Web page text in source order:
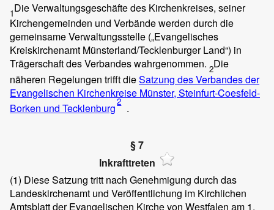
1Die Verwaltungsgeschäfte des Kirchenkreises, seiner
Kirchengemeinden und Verbände werden durch die
gemeinsame Verwaltungsstelle („Evangelisches
Kreiskirchenamt Münsterland/Tecklenburger Land“) in
Trägerschaft des Verbandes wahrgenommen. 2Die
näheren Regelungen trifft dieSatzung des Verbandes der
Evangelischen Kirchenkreise Münster, Steinfurt-Coesfeld-
Borken und Tecklenburg2 .
§ 7
Inkrafttreten
(1) Diese Satzung tritt nach Genehmigung durch das
Landeskirchenamt und Veröffentlichung im Kirchlichen
Amtsblatt der Evangelischen Kirche von Westfalen am 1.